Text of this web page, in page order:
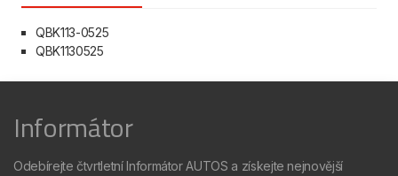
QBK113-0525
QBK1130525
Informátor
Odebírejte čtvrtletní Informátor AUTOS a získejte nejnovější